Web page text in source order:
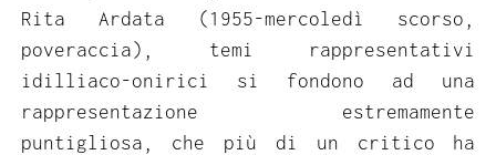
Rita Ardata (1955-mercoledì scorso,
poveraccia), temi rappresentativi
idilliaco-onirici si fondono ad una
rappresentazione estremamente
puntigliosa, che più di un critico ha